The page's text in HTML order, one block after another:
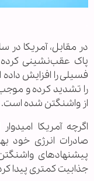
در مقابل، آمریکا در
پاک عقب‌نشینی
فسیلی را افزایش داده
را تشدید کرده و
از واشنگتن شده است.
اگرچه آمریکا
صادرات انرژی خود
پیشنهادهای
جذابیت کمتری پیدا